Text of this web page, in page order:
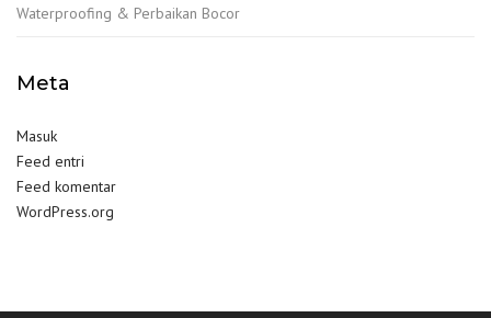
Waterproofing & Perbaikan Bocor
Meta
Masuk
Feed entri
Feed komentar
WordPress.org